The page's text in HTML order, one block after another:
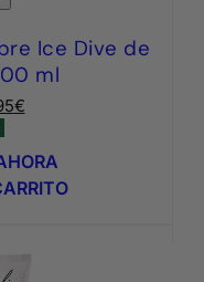
Ice Dive de
ml
€El
actual
es: